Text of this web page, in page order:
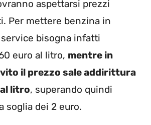
aspettarsi prezzi
Per mettere benzina in
bisogna infatti
euro al litro, mentre in
il prezzo sale addirittura
litro, superando quindi
soglia dei 2 euro.